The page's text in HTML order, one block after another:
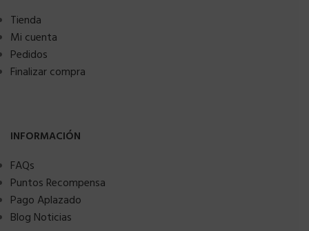
Tienda
Mi cuenta
Pedidos
Finalizar compra
INFORMACIÓN
FAQs
Puntos Recompensa
Pago Aplazado
Blog Noticias